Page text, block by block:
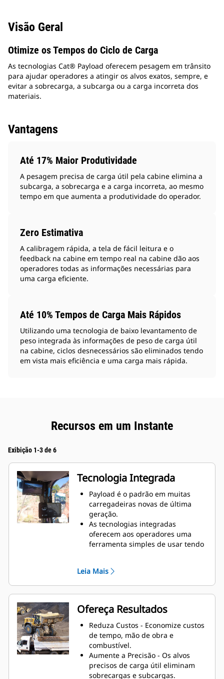
Visão Geral
Otimize os Tempos do Ciclo de Carga
As tecnologias Cat® Payload oferecem pesagem em trânsito
para ajudar operadores a atingir os alvos exatos, sempre, e
evitar a sobrecarga, a subcarga ou a carga incorreta dos
materiais.
Vantagens
Até 17% Maior Produtividade
A pesagem precisa de carga útil pela cabine elimina a
subcarga, a sobrecarga e a carga incorreta, ao mesmo
tempo em que aumenta a produtividade do operador.
Zero Estimativa
A calibragem rápida, a tela de fácil leitura e o
feedback na cabine em tempo real na cabine dão aos
operadores todas as informações necessárias para
uma carga eficiente.
Até 10% Tempos de Carga Mais Rápidos
Utilizando uma tecnologia de baixo levantamento de
peso integrada às informações de peso de carga útil
na cabine, ciclos desnecessários são eliminados tendo
em vista mais eficiência e uma carga mais rápida.
Recursos em um Instante
Exibição 1-3 de 6
Tecnologia Integrada
Payload é o padrão em muitas
carregadeiras novas de última
geração.
As tecnologias integradas
oferecem aos operadores uma
ferramenta simples de usar tendo
Integrado possibilitam a
automação de algumas operações
tendo em vista ainda mais
eficiência e produtividade.
O Payload pode ser atualizado
para o Advanced Payload tendo
em vista ainda mais capacidade e
recursos.
OBSERVAÇÃO: As tecnologias
Payload não têm comercialização
legalmente aceita.
Leia Mais
Ofereça Resultados
Reduza Custos - Economize custos
de tempo, mão de obra e
combustível.
Aumente a Precisão - Os alvos
precisos de carga útil eliminam
sobrecargas e subcargas.